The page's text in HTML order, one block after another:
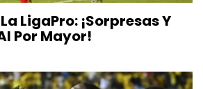
LigaPro: ¡Sorpresas Y
Por Mayor!